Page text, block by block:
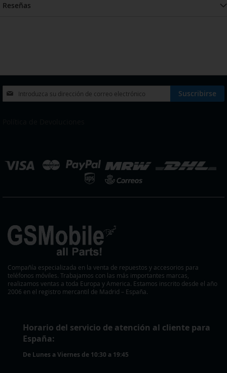
Reseñas
Inscríbase
a
Suscribirse
Compañía especializada en la venta de repuestos y accesorios para
teléfonos móviles. Trabajamos con las más importantes marcas,
realizamos ventas a toda Europa y America. Estamos inscrito desde el año
2006 en el registro mercantil de Madrid – España.
Horario del servicio de atención al cliente para
España:
De Lunes a Viernes de 10:30 a 19:45